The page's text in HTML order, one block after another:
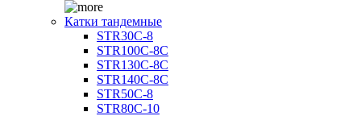
Катки тандемные
STR30C-8
STR100C-8С
STR130C-8С
STR140C-8С
STR50C-8
STR80C-10